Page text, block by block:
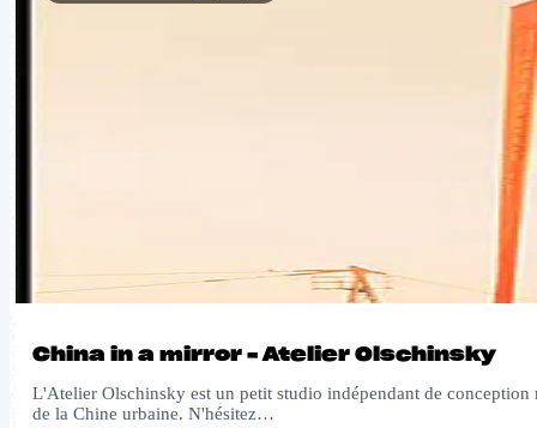
China in a mirror – Atelier Olschinsky
L'Atelier Olschinsky est un petit studio indépendant de
de la Chine urbaine. N'hésitez…